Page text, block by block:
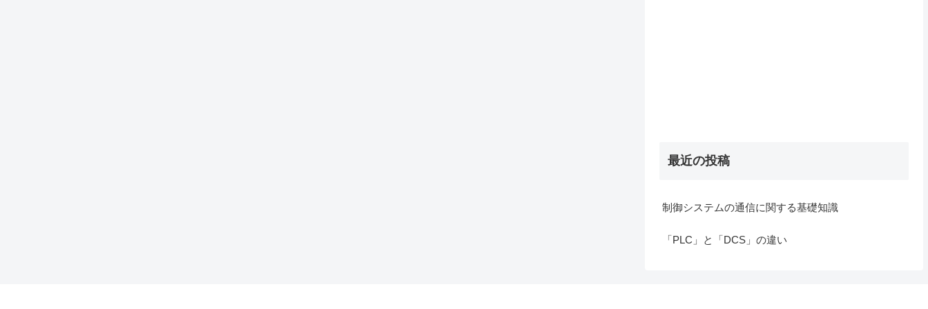
最近の投稿
制御システムの通信に関する基礎知識
「PLC」と「DCS」の違い